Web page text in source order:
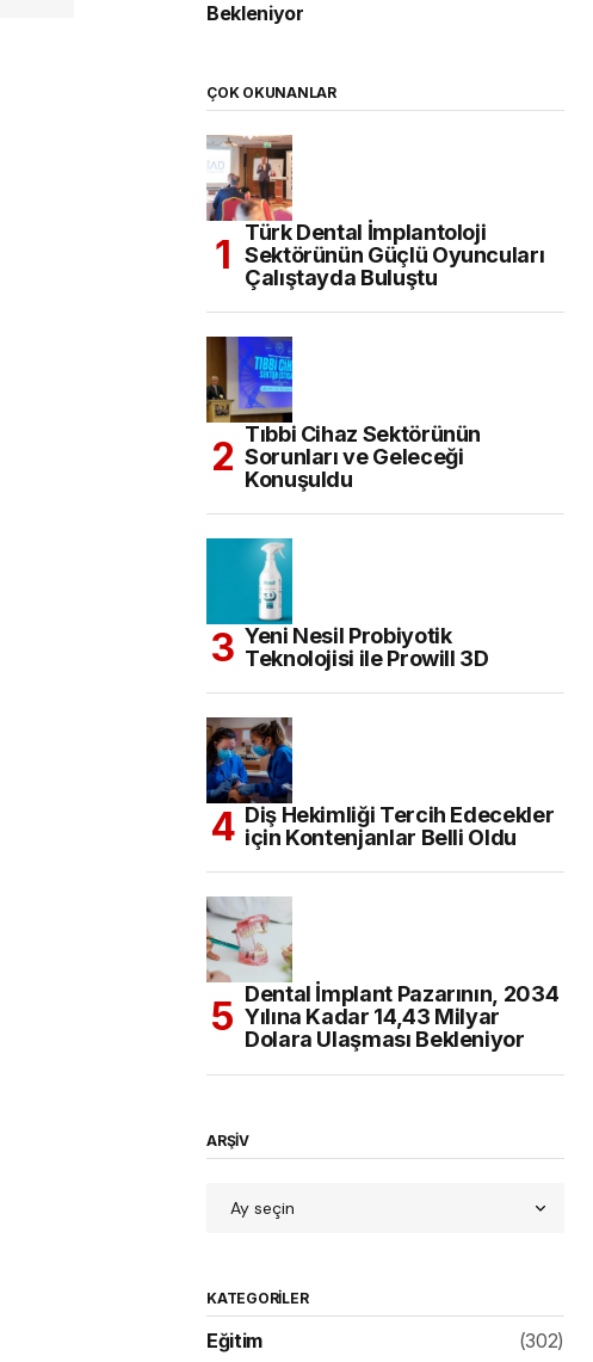
Bekleniyor
ÇOK OKUNANLAR
Türk Dental İmplantoloji
Sektörünün Güçlü Oyuncuları
Çalıştayda Buluştu
Tıbbi Cihaz Sektörünün
Sorunları ve Geleceği
Konuşuldu
Yeni Nesil Probiyotik
Teknolojisi ile Prowill 3D
Diş Hekimliği Tercih Edecekler
için Kontenjanlar Belli Oldu
Dental İmplant Pazarının, 2034
Yılına Kadar 14,43 Milyar
Dolara Ulaşması Bekleniyor
ARŞİV
KATEGORILER
Eğitim
(302)